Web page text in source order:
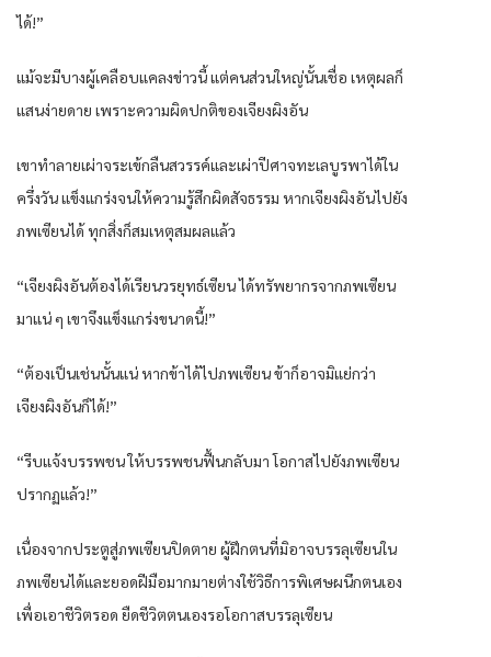
ได้!”
แม้จะมีบางผู้เคลือบแคลงข่าวนี้ แต่คนส่วนใหญ่นั้นเชื่อ เหตุผลก็
แสนง่ายดาย เพราะความผิดปกติของเจียงผิงอัน
เขาทำลายเผ่าจระเข้กลืนสวรรค์และเผ่าปีศาจทะเลบูรพาได้ใน
ครึ่งวัน แข็งแกร่งจนให้ความรู้สึกผิดสัจธรรม หากเจียงผิงอันไปยัง
ภพเซียนได้ ทุกสิ่งก็สมเหตุสมผลแล้ว
“เจียงผิงอันต้องได้เรียนวรยุทธ์เซียน ได้ทรัพยากรจากภพเซียน
มาแน่ ๆ เขาจึงแข็งแกร่งขนาดนี้!”
“ต้องเป็นเช่นนั้นแน่ หากข้าได้ไปภพเซียน ข้าก็อาจมิแย่กว่า
เจียงผิงอันก็ได้!”
“รีบแจ้งบรรพชน ให้บรรพชนฟื้นกลับมา โอกาสไปยังภพเซียน
ปรากฏแล้ว!”
เนื่องจากประตูสู่ภพเซียนปิดตาย ผู้ฝึกตนที่มิอาจบรรลุเซียนใน
ภพเซียนได้และยอดฝีมือมากมายต่างใช้วิธีการพิเศษผนึกตนเอง
เพื่อเอาชีวิตรอด ยืดชีวิตตนเองรอโอกาสบรรลุเซียน